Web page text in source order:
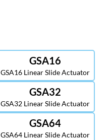
GSA16
GSA16 Linear Slide Actuator
GSA32
GSA32 Linear Slide Actuator
GSA64
GSA64 Linear Slide Actuator